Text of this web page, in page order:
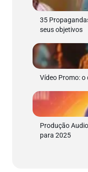
35
seus objetivos
Vídeo Promo:
Produção
para 2025